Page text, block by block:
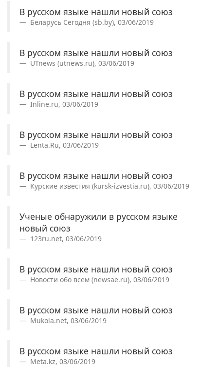
В русском языке нашли новый союз
Беларусь Сегодня (sb.by), 03/06/2019
В русском языке нашли новый союз
UTnews (utnews.ru), 03/06/2019
В русском языке нашли новый союз
Inline.ru, 03/06/2019
В русском языке нашли новый союз
Lenta.Ru, 03/06/2019
В русском языке нашли новый союз
Курские известия (kursk-izvestia.ru), 03/06/2019
Ученые обнаружили в русском языке
новый союз
123ru.net, 03/06/2019
В русском языке нашли новый союз
Новости обо всем (newsae.ru), 03/06/2019
В русском языке нашли новый союз
Mukola.net, 03/06/2019
В русском языке нашли новый союз
Meta.kz, 03/06/2019